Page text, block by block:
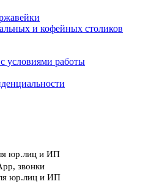
и кофейных столиков
условиями работы
юр.лиц и ИП
звонки
юр.лиц и ИП